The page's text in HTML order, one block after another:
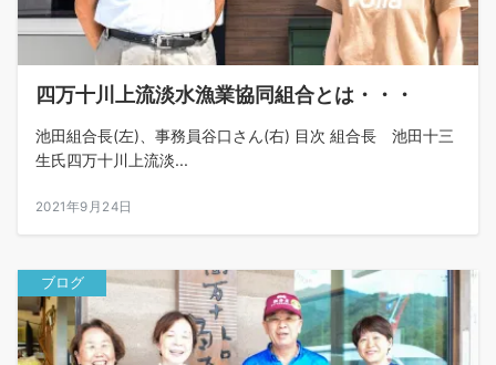
四万十川上流淡水漁業協同組合とは・・・
池田組合長(左)、事務員谷口さん(右) 目次 組合長 池田十三
生氏四万十川上流淡...
2021年9月24日
ブログ